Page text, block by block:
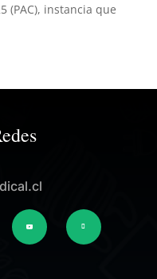
(PAC), instancia que